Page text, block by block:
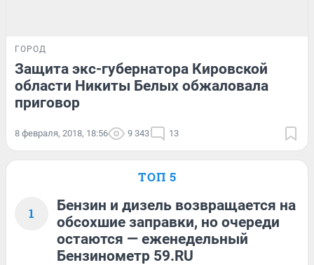
ГОРОД
Защита экс-губернатора Кировской
области Никиты Белых обжаловала
приговор
8 февраля, 2018, 18:56 9 343 13
ТОП 5
1
Бензин и дизель возвращается на
обсохшие заправки, но очереди
остаются — еженедельный
Бензинометр 59.RU